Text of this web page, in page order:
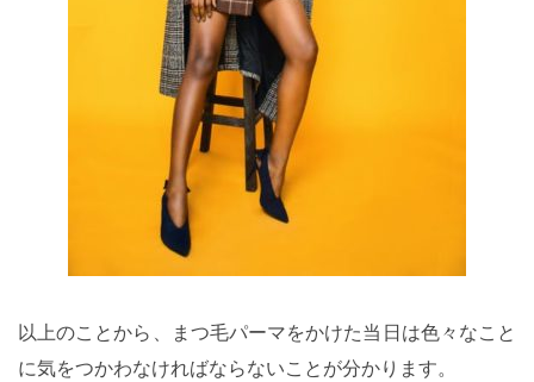
以上のことから、まつ毛パーマをかけた当日は色々なこと
に気をつかわなければならないことが分かります。